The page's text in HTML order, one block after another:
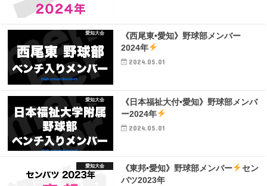
愛知大会
《西尾東•愛知》野球部メンバー
2024年
2024.05.01
愛知大会
《日本福祉大付•愛知》野球部メンバ
ー2024年
2024.05.01
愛知大会 《東邦•愛知》野球部メンバー
セン
バツ2023年